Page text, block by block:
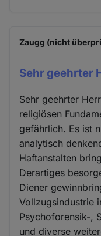
Zaugg (nicht
Sehr geehrter
Sehr geehrter
religiösen
gefährlich. Es ist
analytisch
Haftanstalten
Derartiges
Diener
Vollzugsindustrie
Psychoforensik-,
und diverse